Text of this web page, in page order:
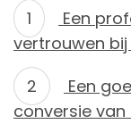
Een
vertrouwen bij
Een
conversie